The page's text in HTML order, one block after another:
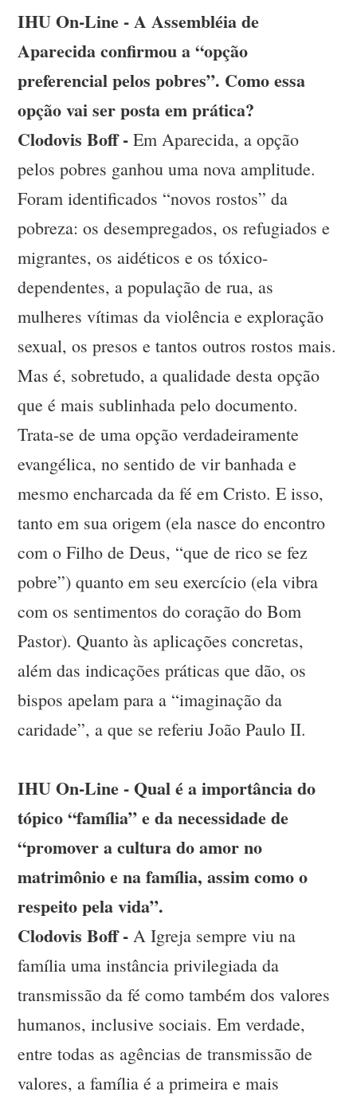
IHU On-Line - A Assembléia de
Aparecida confirmou a “opção
preferencial pelos pobres”. Como essa
opção vai ser posta em prática?
Clodovis Boff - Em Aparecida, a opção
pelos pobres ganhou uma nova amplitude.
Foram identificados “novos rostos” da
pobreza: os desempregados, os refugiados e
migrantes, os aidéticos e os tóxico-
dependentes, a população de rua, as
mulheres vítimas da violência e exploração
sexual, os presos e tantos outros rostos mais.
Mas é, sobretudo, a qualidade desta opção
que é mais sublinhada pelo documento.
Trata-se de uma opção verdadeiramente
evangélica, no sentido de vir banhada e
mesmo encharcada da fé em Cristo. E isso,
tanto em sua origem (ela nasce do encontro
com o Filho de Deus, “que de rico se fez
pobre”) quanto em seu exercício (ela vibra
com os sentimentos do coração do Bom
Pastor). Quanto às aplicações concretas,
além das indicações práticas que dão, os
bispos apelam para a “imaginação da
caridade”, a que se referiu João Paulo II.
IHU On-Line - Qual é a importância do
tópico “família” e da necessidade de
“promover a cultura do amor no
matrimônio e na família, assim como o
respeito pela vida”.
Clodovis Boff - A Igreja sempre viu na
família uma instância privilegiada da
transmissão da fé como também dos valores
humanos, inclusive sociais. Em verdade,
entre todas as agências de transmissão de
valores, a família é a primeira e mais